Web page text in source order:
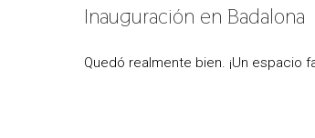
Inauguración en Badalona
Quedó realmente bien. ¡Un espacio